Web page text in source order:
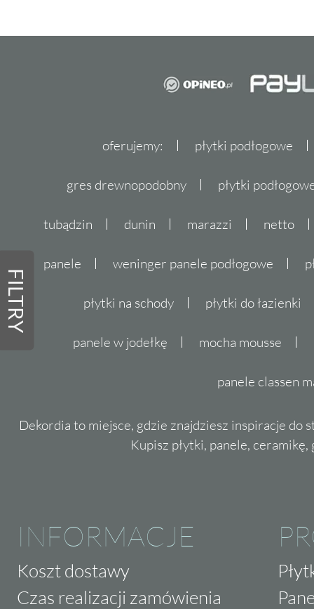
FILTRY
oferujemy: płytki podłogowe
gres drewnopodobny płytki
tubądzin dunin marazzi netto
panele weninger panele podłogowe
płytki na schody płytki do łazienki
panele w jodełkę mocha mousse
panele classen
Dekordia to miejsce, gdzie znajdziesz inspiracje do
Kupisz płytki, panele,
INFORMACJE
Koszt dostawy
Czas realizacji zamówienia